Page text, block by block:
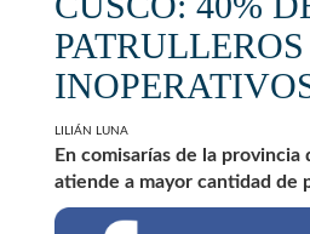
LILIÁN LUNA
En comisarías de la provincia
atiende a mayor cantidad de